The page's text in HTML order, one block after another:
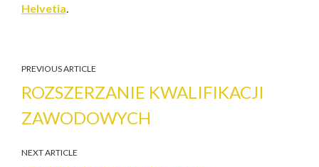
Helvetia
PREVIOUS ARTICLE
ROZSZERZANIE KWALIFIKACJI
ZAWODOWYCH
NEXT ARTICLE